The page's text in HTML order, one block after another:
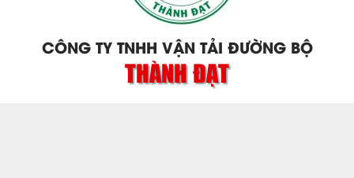
CÔNG TY TNHH VẬN TẢI ĐƯỜNG BỘ
THÀNH ĐẠT